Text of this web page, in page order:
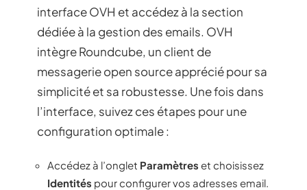
interface OVH et accédez à la section
dédiée à la gestion des emails. OVH
intègre Roundcube, un client de
messagerie open source apprécié pour sa
simplicité et sa robustesse. Une fois dans
l’interface, suivez ces étapes pour une
configuration optimale :
Accédez à l’onglet Paramètres et choisissez
Identités pour configurer vos adresses email.